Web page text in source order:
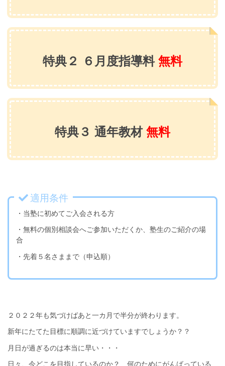
特典２ ６月度指導料 無料
特典３ 通年教材 無料
適用条件
・当塾に初めてご入会される方
・無料の個別相談会へご参加いただくか、塾生のご紹介の場
合
・先着５名さままで（申込順）
２０２２年も気づけばあと一カ月で半分が終わります。
新年にたてた目標に順調に近づけていますでしょうか？？
月日が過ぎるのは本当に早い・・・
日々、今どこを目指しているのか？ 何のためにがんばっている